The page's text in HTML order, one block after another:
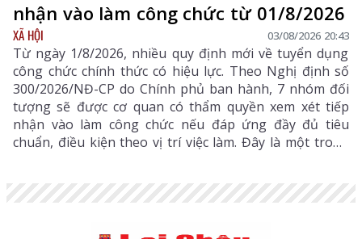
nhận vào làm công chức từ 01/8/2026
XÃ HỘI 03/08/2026 20:43
Từ ngày 1/8/2026, nhiều quy định mới về tuyển dụng
công chức chính thức có hiệu lực. Theo Nghị định số
300/2026/NĐ-CP do Chính phủ ban hành, 7 nhóm đối
tượng sẽ được cơ quan có thẩm quyền xem xét tiếp
nhận vào làm công chức nếu đáp ứng đầy đủ tiêu
chuẩn, điều kiện theo vị trí việc làm. Đây là một trong